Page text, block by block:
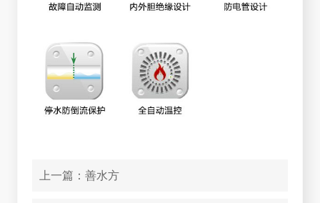
上一篇： 善水方